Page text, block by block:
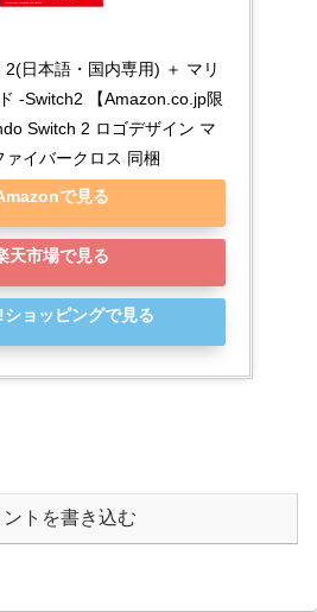
日本語・国内専用) ＋ マリ
-Switch2 【Amazon.co.jp限
Switch 2 ロゴデザイン マ
ァイバークロス 同梱
で見る
天市場で見る
ョッピングで見る
ントを書き込む